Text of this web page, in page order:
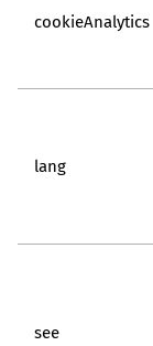
cookieAnalytics
lang
see